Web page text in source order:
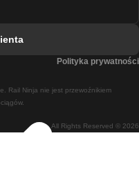
All Rights Reserved © 2026
Rail Ninja nie jest przewoźnikiem
Polityka prywatności